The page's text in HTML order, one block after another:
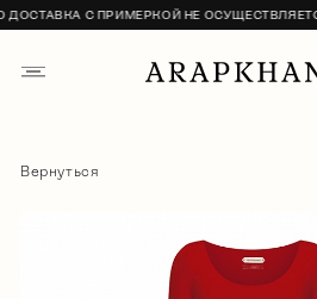
С ПРИМЕРКОЙ НЕ ОСУЩЕСТВЛЯЕТСЯ.
Вернуться